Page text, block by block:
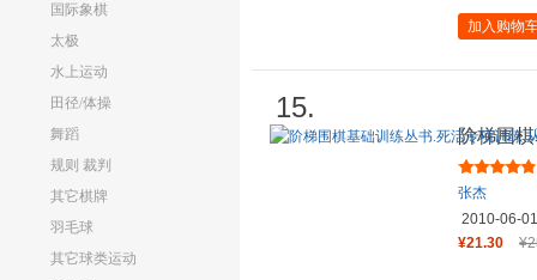
国际象棋
太极
水上运动
田径/体操
舞蹈
规则 裁判
其它棋牌
羽毛球
其它球类运动
加入购物
15.
阶梯围
级到5级
张杰
2010-06-01
¥21.30